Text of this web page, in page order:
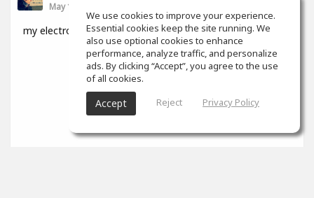
May 15, 2022
my electronic album
We use cookies to improve your experience.
Essential cookies keep the site running. We
also use optional cookies to enhance
performance, analyze traffic, and personalize
ads. By clicking “Accept”, you agree to the use
of all cookies.
Accept Reject Privacy Policy